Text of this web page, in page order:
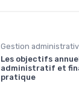
Gestion
Les objectifs
administratif et
pratique